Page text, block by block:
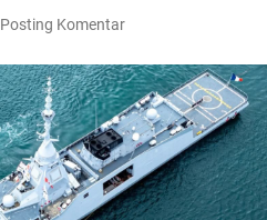
Posting Komentar